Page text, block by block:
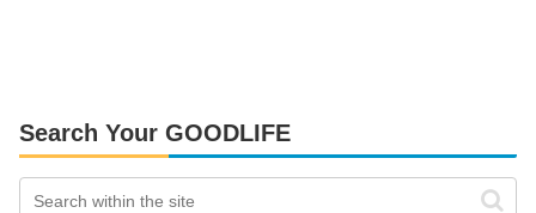
Search Your GOODLIFE